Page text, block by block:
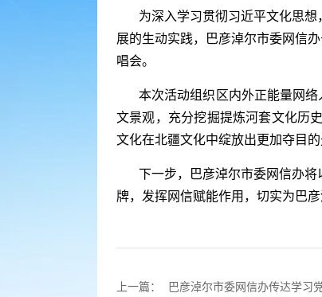
为深入学习贯彻习近平文化思
展的生动实践，巴彦淖尔市委网信
唱会。
本次活动组织区内外正能量网
文景观，充分挖掘提炼河套文化历
文化在北疆文化中绽放出更加夺目的
下一步，巴彦淖尔市委网信办
牌，发挥网信赋能作用，切实为巴
上一篇： 巴彦淖尔市委网信办传达学习